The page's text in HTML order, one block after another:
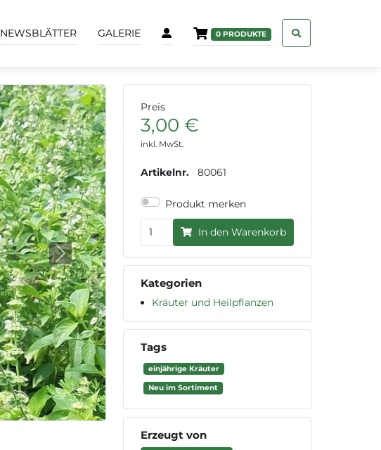
NEWSBLÄTTER GALERIE 0 PRODUKTE
Next
Preis
3,00 €
inkl. MwSt.
Artikelnr. 80061
Produkt merken
In den Warenkorb
Kategorien
Kräuter und Heilpflanzen
Tags
einjährige Kräuter
Neu im Sortiment
Erzeugt von